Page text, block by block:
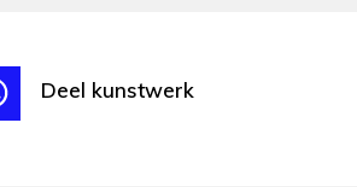
Deel kunstwerk